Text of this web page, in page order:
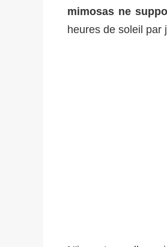
mimosas ne
heures de soleil par